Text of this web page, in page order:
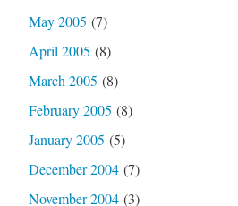
May 2005 (7)
April 2005 (8)
March 2005 (8)
February 2005 (8)
January 2005 (5)
December 2004(7)
November 2004(3)